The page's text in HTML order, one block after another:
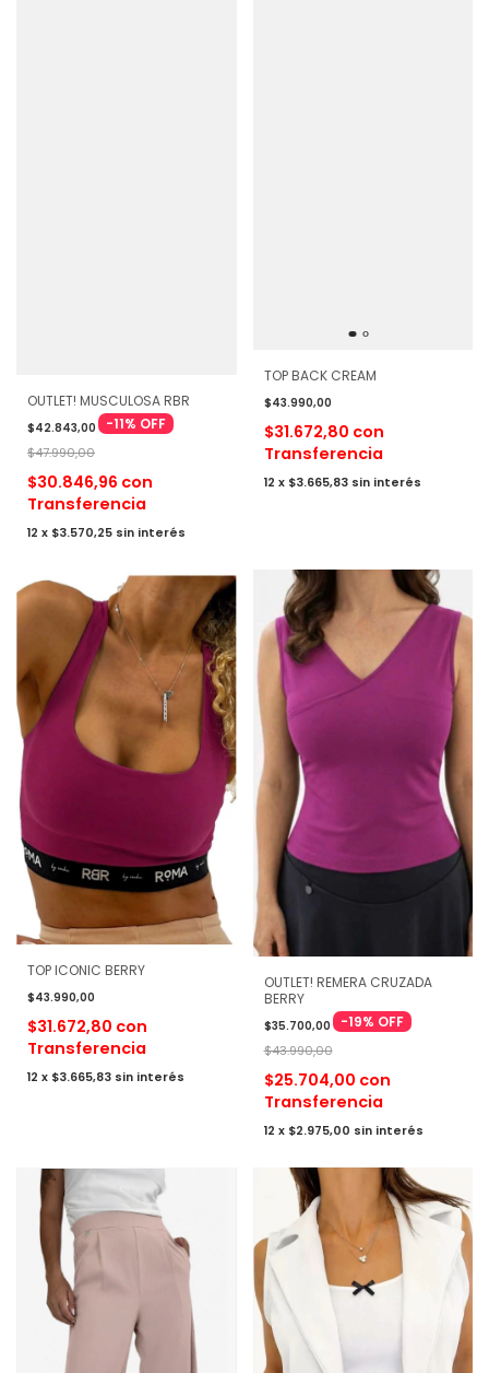
OUTLET! MUSCULOSA RBR
$42.843,00 -11% OFF
$47.990,00
$30.846,96 con
Transferencia
12 x $3.570,25 sin interés
TOP BACK CREAM
$43.990,00
$31.672,80 con
Transferencia
12 x $3.665,83 sin interés
TOP ICONIC BERRY
$43.990,00
$31.672,80 con
Transferencia
12 x $3.665,83 sin interés
OUTLET! REMERA CRUZADA
BERRY
$35.700,00 -19% OFF
$43.990,00
$25.704,00 con
Transferencia
12 x $2.975,00 sin interés